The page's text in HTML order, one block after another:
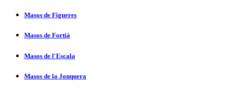
Masos de Figueres
Masos de Fortià
Masos de l'Escala
Masos de la Jonquera